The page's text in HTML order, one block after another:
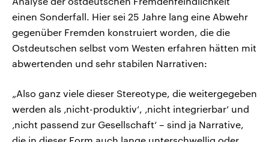
einen Sonderfall. Hier sei 25 Jahre lang eine Abwehr
gegenüber Fremden konstruiert worden, die die
Ostdeutschen selbst vom Westen erfahren hätten mit
abwertenden und sehr stabilen Narrativen:
„Also ganz viele dieser Stereotype, die weitergegeben
werden als ‚nicht-produktiv‘, ‚nicht integrierbar‘ und
‚nicht passend zur Gesellschaft‘ – sind ja Narrative,